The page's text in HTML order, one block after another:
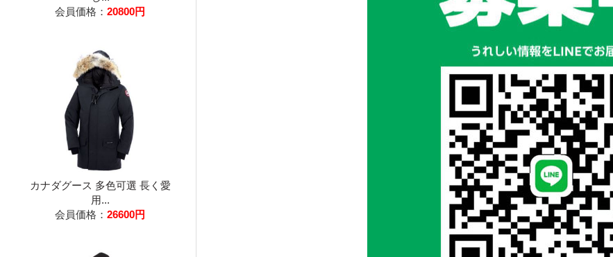
会員価格： 20800円
カナダグース 多色可選 長く愛
用...
会員価格： 26600円